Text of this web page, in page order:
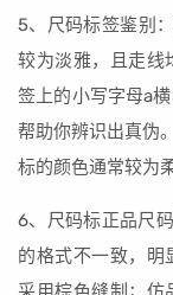
5、尺码标签鉴别
较为淡雅，且走线
签上的小写字母a
帮助你辨识出真伪
标的颜色通常较为
6、尺码标正品尺
的格式不一致，明